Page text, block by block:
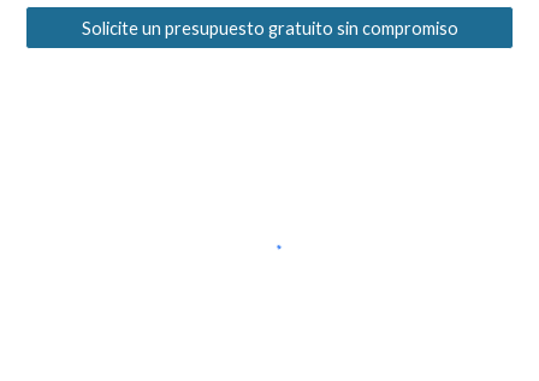
Solicite un presupuesto gratuito sin compromiso